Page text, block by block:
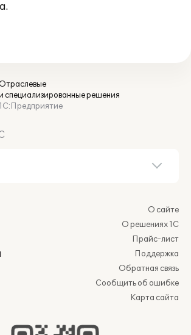
специализированные решения
1С:Предприятие
О сайте
О решениях 1С
Прайс-лист
Поддержка
Обратная связь
Сообщить об ошибке
Карта сайта